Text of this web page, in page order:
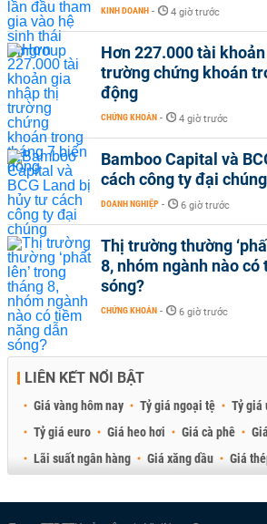
KINH DOANH - 4 giờ trước
Hơn 227.000 tài
trường chứng khoán
động
CHỨNG KHOÁN - 4 giờ trước
Bamboo Capital và
cách công ty đại chúng
DOANH NGHIỆP - 6 giờ trước
Thị trường thường
8, nhóm ngành nào có
sóng?
CHỨNG KHOÁN - 6 giờ trước
LIÊN KẾT NỔI BẬT
Giá vàng hôm nay Tỷ giá ngoại tệ Tỷ giá
Tỷ giá euro
Giá heo hơi Giá cà phê
Lãi suất ngân hàng
Giá xăng dầu
Giá